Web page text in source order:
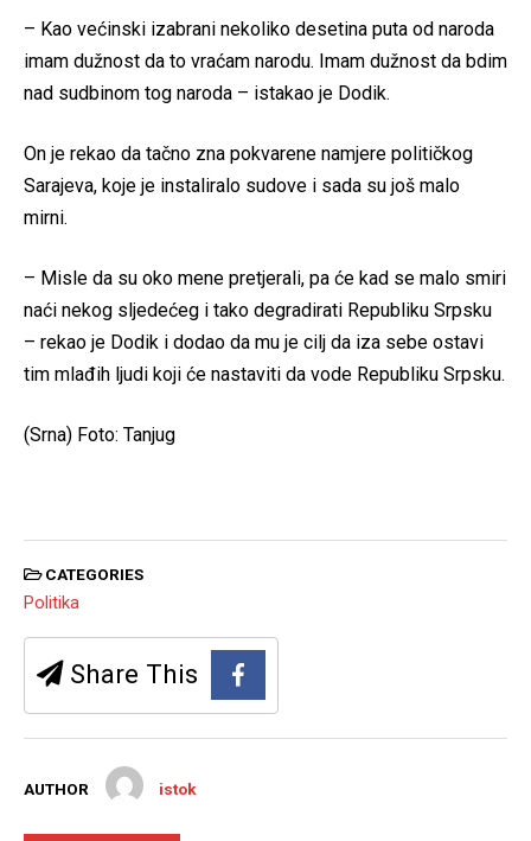
– Kao većinski izabrani nekoliko desetina puta od naroda
imam dužnost da to vraćam narodu. Imam dužnost da bdim
nad sudbinom tog naroda – istakao je Dodik.
On je rekao da tačno zna pokvarene namjere političkog
Sarajeva, koje je instaliralo sudove i sada su još malo
mirni.
– Misle da su oko mene pretjerali, pa će kad se malo smiri
naći nekog sljedećeg i tako degradirati Republiku Srpsku
– rekao je Dodik i dodao da mu je cilj da iza sebe ostavi
tim mlađih ljudi koji će nastaviti da vode Republiku Srpsku.
(Srna) Foto: Tanjug
CATEGORIES
Politika
Share This
AUTHOR istok